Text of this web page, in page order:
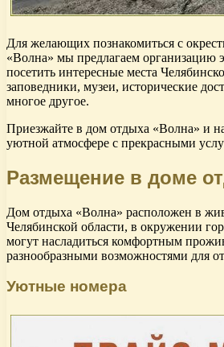
Для желающих познакомиться с
«Волна» мы предлагаем организацию
посетить интересные места
заповедники, музеи, исторические
многое другое.
Приезжайте в дом отдыха «Волна» и
уютной атмосфере с прекрасными
Размещение в доме
Дом отдыха «Волна» расположен в
Челябинской области, в окружении
могут насладиться комфортным
разнообразными возможностями для
Уютные номера